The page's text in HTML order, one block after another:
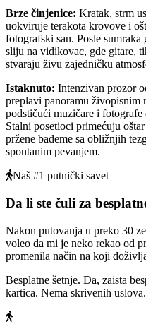
Brze činjenice: Kratak, strm
uokviruje terakota krovove i
fotografski san. Posle
sliju na vidikovac, gde gitare,
stvaraju živu zajedničku
Istaknuto: Intenzivan prozor
preplavi panoramu živopisnim
podstičući muzičare i
Stalni posetioci primećuju
pržene bademe sa obližnjih
spontanim pevanjem.
Naš #1 putnički savet
Da li ste čuli za
Nakon putovanja u preko 30
voleo da mi je neko rekao od
promenila način na koji
Besplatne šetnje. Da, zaista
kartica. Nema skrivenih uslova.